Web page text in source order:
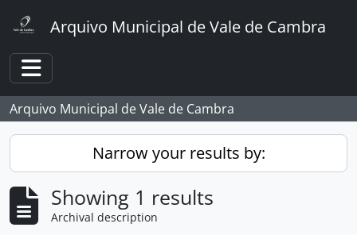
Arquivo Municipal de Vale de Cambra
Toggle navigation
Arquivo Municipal de Vale de Cambra
Narrow your results by:
Showing 1 results
Archival description